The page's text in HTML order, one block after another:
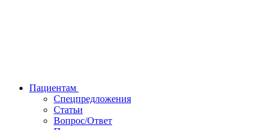
Пациентам
Спецпредложения
Статьи
Вопрос/Ответ